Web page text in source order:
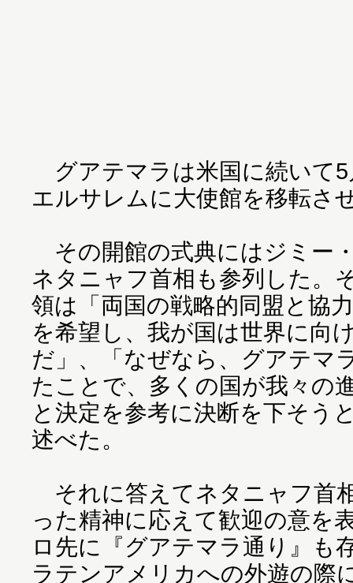
グアテマラは米国に続いて
エルサレムに大使館を移転さ
その開館の式典にはジミー
ネタニャフ首相も参列した。
領は「両国の戦略的同盟と協
を希望し、我が国は世界に向
だ」、「なぜなら、グアテマ
たことで、多くの国が我々の
と決定を参考に決断を下そう
述べた。
それに答えてネタニャフ首
った精神に応えて歓迎の意を
ロ先に『グアテマラ通り』も
ラテンアメリカへの外遊の際